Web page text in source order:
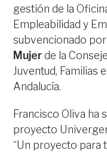
gestión de la
Empleabilidad y
subvencionado
Mujerde la
Juventud, Familias
Andalucía.
Francisco Oliva ha
proyecto
“Un proyecto para